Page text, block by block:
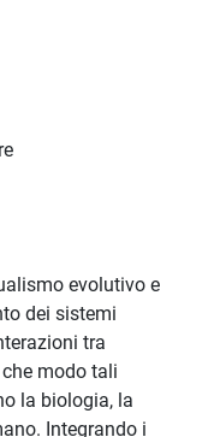
evolutivo e
dei sistemi
tra
modo tali
la biologia, la
Integrando i